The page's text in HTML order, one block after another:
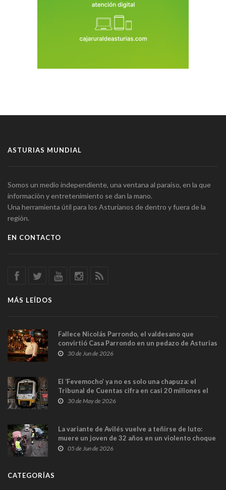
ASTURIAS MUNDIAL
Somos un medio independiente, una ventana al paraíso, en la que
información y entretenimiento se dan la mano.
Una herramienta útil para los Asturianos de dentro y fuera de la
región.
EN CONTACTO
MÁS LEÍDOS
Fallece Nicolás Parrondo, el valdesano que
convirtió Casa Parrondo en un pedazo de Asturias
en Madrid
30 de Jun de 2026
El ‘Fevemocho’ ya no es solo una chapuza: el
Tribunal de Cuentas cifra en casi 20 millones el
sobrecoste de los trenes que no cabían por los
30 de May de 2026
La variante de Avilés vuelve a teñirse de luto:
muere un joven de 32 años en un violento choque
frontal
05 de Jun de 2026
CATEGORÍAS